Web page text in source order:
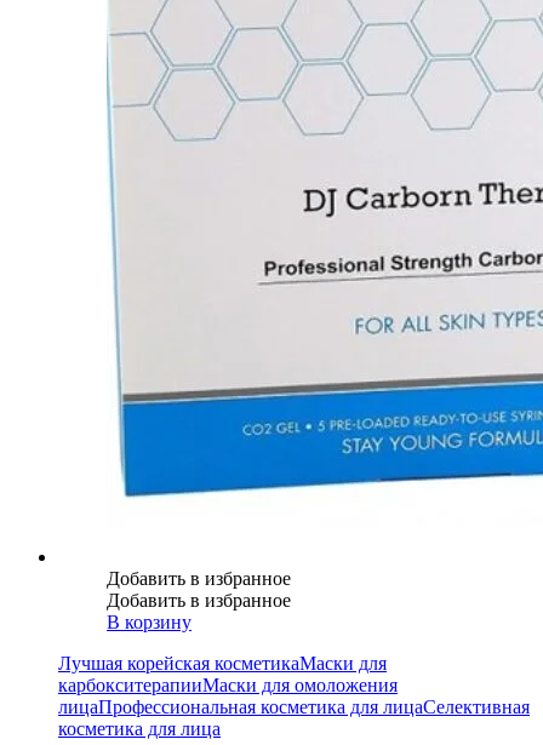
Добавить в избранное
Добавить в избранное
В корзину
Лучшая корейская косметикаМаски для
карбокситерапииМаски для омоложения
лицаПрофессиональная косметика для лицаСелективная
косметика для лица